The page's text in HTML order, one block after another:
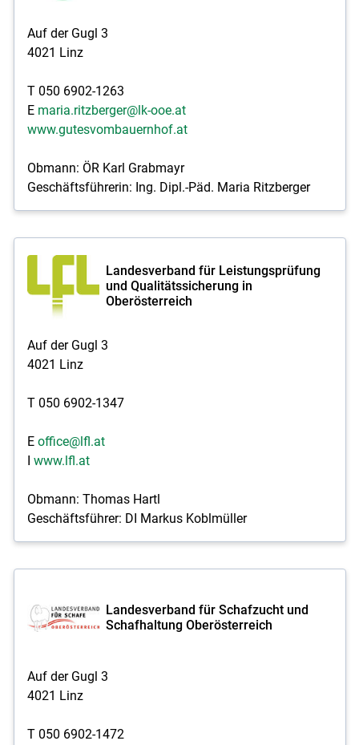
Auf der Gugl 3
4021 Linz
T 050 6902-1263
E maria.ritzberger@lk-ooe.at
www.gutesvombauernhof.at
Obmann: ÖR Karl Grabmayr
Geschäftsführerin: Ing. Dipl.-Päd. Maria Ritzberger
Landesverband für Leistungsprüfung
und Qualitätssicherung in
Oberösterreich
Auf der Gugl 3
4021 Linz
T 050 6902-1347
E office@lfl.at
www.lfl.at
Obmann: Thomas Hartl
Geschäftsführer: DI Markus Koblmüller
Landesverband für Schafzucht und
Schafhaltung Oberösterreich
Auf der Gugl 3
4021 Linz
T 050 6902-1472